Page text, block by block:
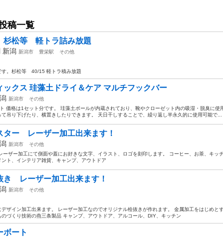
稿一覧
松等 軽トラ詰み放題
新潟 新潟市 豊栄駅
その他
す。杉松等 40/15 軽トラ積み放題
ックス 珪藻土ドライ＆ケア マルチフックバー
新潟市
その他
価格は1セット分です。 珪藻土ボールが内蔵されており、靴やクローゼット内の吸湿・脱臭に使
て吊り下げたり、横置きしたりできます。 天日干しすることで、繰り返し半永久的に使用可能で...
ター レーザー加工出来ます！
新潟市
その他
ーザー加工にて側面や蓋にお好きな文字、イラスト、ロゴを刻印します。 コーヒー、お茶、キッ
ント、インテリア雑貨、キャンプ、アウトドア
き レーザー加工出来ます！
新潟市
その他
デザイン加工出来ます。 レーザー加工なのでオリジナル栓抜きが作れます。 金属加工をはじめと
のづくり技術の燕三条製品 キャンプ、アウトドア、アルコール、DIY、キッチン
ボート